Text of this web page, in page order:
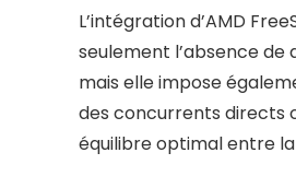
L’intégration d’AMD
seulement l’absence
mais elle impose
des concurrents directs
équilibre optimal entre la